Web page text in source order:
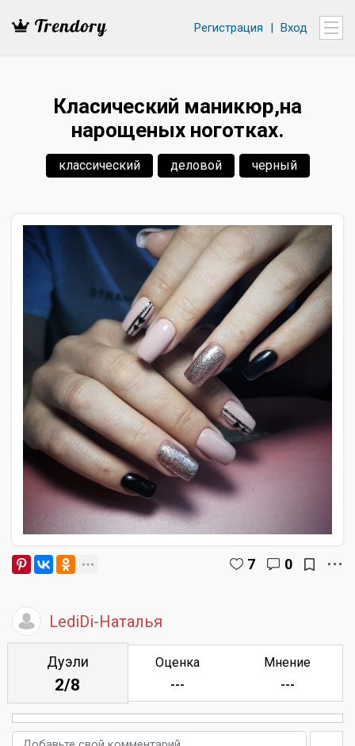
Регистрация | Вход
Класический маникюр,на
нарощеных ноготках.
классический деловой черный
7 0
LediDi-Наталья
Дуэли
2/8
Оценка
---
Мнение
---